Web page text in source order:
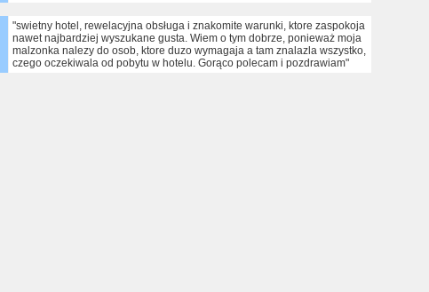
"swietny hotel, rewelacyjna obsługa i znakomite warunki, ktore zaspokoja
nawet najbardziej wyszukane gusta. Wiem o tym dobrze, ponieważ moja
malzonka nalezy do osob, ktore duzo wymagaja a tam znalazla wszystko,
czego oczekiwala od pobytu w hotelu. Gorąco polecam i pozdrawiam"